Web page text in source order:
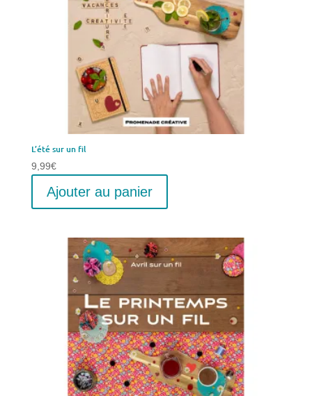
L’été sur un fil
9,99€
Ajouter au panier